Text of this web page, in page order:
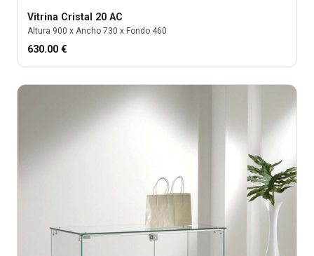
Vitrina Cristal 20 AC
Altura 900 x Ancho 730 x Fondo 460
630.00 €